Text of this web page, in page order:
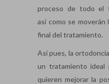
proceso de todo el
así como se
final del tratamiento.
Así pues, la
un tratamiento ideal
quieren mejorar la